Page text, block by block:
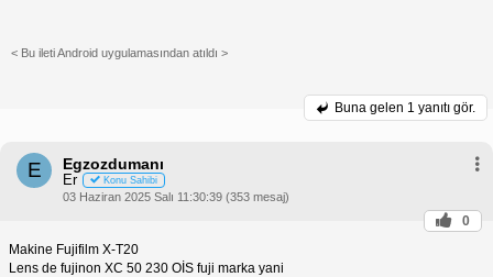
< Bu ileti Android uygulamasından atıldı >
Buna gelen 1 yanıtı gör.
E Egzozdumanı
Er Konu Sahibi
03 Haziran 2025 Salı 11:30:39 (353 mesaj)
0
Makine Fujifilm X-T20
Lens de fujinon XC 50 230 OİS fuji marka yani